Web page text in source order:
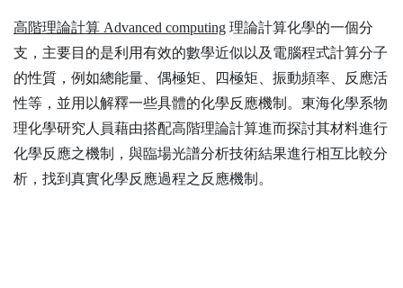
高階理論計算 Advanced computing 理論計算化學的一個分
支，主要目的是利用有效的數學近似 以及 電腦程式計算分子
的性質，例如總能量 偶極矩 四極矩 振動頻率
反應活
性等，並用以解釋一些具體的化學反應機制。 東海化學系物
理化學研究人員藉由搭配高階理論計算進而探討其材料進行
化學反應之機制，與臨場光譜分析技術結果進行相互比較分
析，找到真實化學反應過程之反應機制。